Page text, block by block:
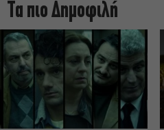
Τα πιο Δημοφιλή